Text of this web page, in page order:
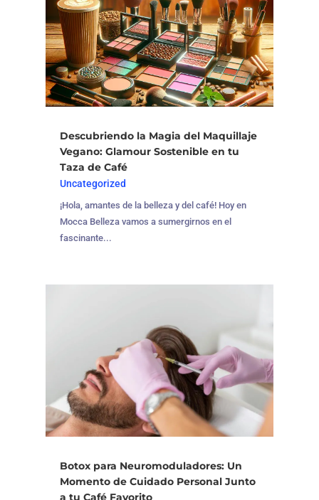
Descubriendo la Magia del Maquillaje
Vegano: Glamour Sostenible en tu
Taza de Café
Uncategorized
¡Hola, amantes de la belleza y del café! Hoy en
Mocca Belleza vamos a sumergirnos en el
fascinante...
Botox para Neuromoduladores: Un
Momento de Cuidado Personal Junto
a tu Café Favorito